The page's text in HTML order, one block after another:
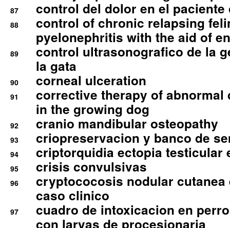
87 control del dolor en el
88
control of chronic relapsing
pyelonephritis with the aid of
89
control ultrasonografico de la
la gata
90 corneal ulceration
91
corrective therapy of abnormal
in the growing dog
92 cranio mandibular osteopathy
93 criopreservacion y banco de
94 criptorquidia ectopia testicular
95 crisis convulsivas
96
cryptococosis nodular cutanea
caso clinico
97
cuadro de intoxicacion en
con larvas de procesionaria